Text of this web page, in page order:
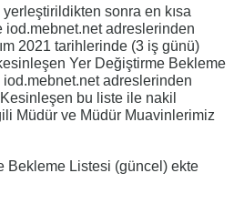
sonra en kısa
iod.mebnet.net adreslerinden
2021 tarihlerinde (3 iş günü)
Yer Değiştirme Bekleme
adreslerinden
bu liste ile nakil
Müdür ve Müdür Muavinlerimiz
Bekleme Listesi (güncel) ekte